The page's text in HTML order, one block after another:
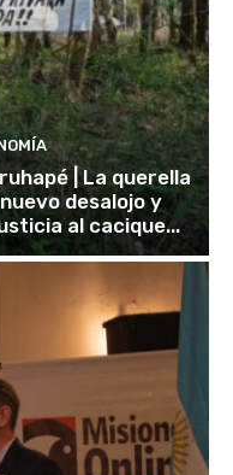
| La querella
desalojo y
al cacique...